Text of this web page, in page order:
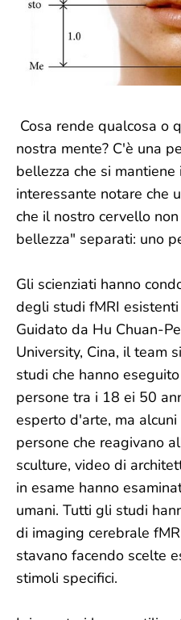
Cosa rende qualcosa o
nostra mente? C'è una
bellezza che si
interessante notare che
che il nostro cervello
bellezza" separati: uno
Gli scienziati hanno
degli studi fMRI
Guidato da Hu Chuan-
University, Cina, il team
studi che hanno
persone tra i 18 ei 50
esperto d'arte, ma
persone che reagivano
sculture, video di
in esame hanno
umani. Tutti gli studi
di imaging cerebrale
stavano facendo scelte
stimoli specifici.